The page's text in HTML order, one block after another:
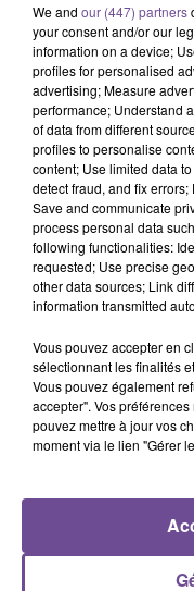
Une société
industriels avec
comptable (H/F). Vos
et fournisseurs,
archivage des
via le logiciel internet
courrier et gestion des
Référence de l’offre
RADIO
We and our (447) partners
your consent and/or our
information on a device;
profiles for personalised
advertising; Measure
performance; Understand
of data from different
profiles to personalise
content; Use limited data
detect fraud, and fix
Save and communicate
process personal data
following functionalities:
requested; Use precise
other data sources; Link
information transmitted
Vous pouvez accepter en
sélectionnant les finalités
Vous pouvez également
accepter". Vos
pouvez mettre à jour vos
moment via le lien "Gérer